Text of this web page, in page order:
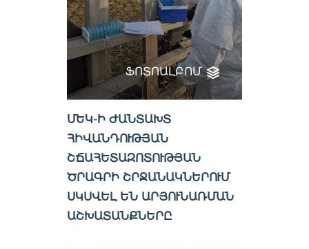
ՖՈՏՈԱԼԲՈՄ
ՄԵԿ-Ի ԺԱՆՏԱԽՏ
ՀԻՎԱՆԴՈՒԹՅԱՆ
ՇՃԱՀԵՏԱԶՈՏՈՒԹՅԱՆ
ԾՐԱԳՐԻ ՇՐՋԱՆԱԿՆԵՐՈՒՄ
ՍԿՍՎԵԼ ԵՆ ԱՐՅՈՒՆԱՌՄԱՆ
ԱՇԽԱՏԱՆՔՆԵՐԸ